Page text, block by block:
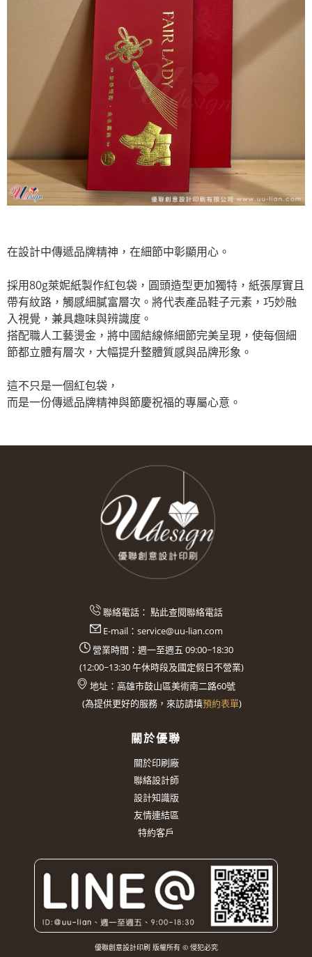
在設計中傳遞品牌精神，在細節中彰顯用心。
採用80g萊妮紙製作紅包袋，圓頭造型更加獨特，紙張厚實且
帶有紋路，觸感細膩富層次。將代表產品鞋子元素，巧妙融
入視覺，兼具趣味與辨識度。
搭配職人工藝燙金，將中國結線條細節完美呈現，使每個細
節都立體有層次，大幅提升整體質感與品牌形象。
這不只是一個紅包袋，
而是一份傳遞品牌精神與節慶祝福的專屬心意。
聯絡電話： 點此查閱聯絡電話
E-mail： service@uu-lian.com
營業時間：週一至週五 09:00~18:30
(12:00~13:30午休時段及國定假日不營業)
地址： 高雄市鼓山區美術南二路60號
(為提供更好的服務，來訪請填預約表單)
關於優聯
關於印刷廠
聯絡設計師
設計知識版
友情連結區
特約客戶
優聯創意設計印刷 版權所有 © 侵犯必究